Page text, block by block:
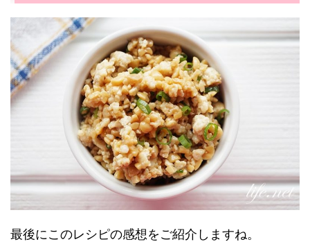
最後にこのレシピの感想をご紹介しますね。